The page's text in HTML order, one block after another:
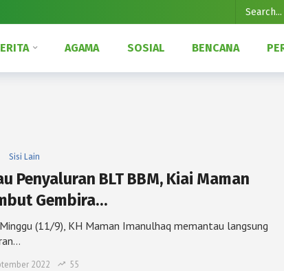
AGAMA SOSIAL BENCANA
Sisi Lain
Penyaluran BLT BBM, Kiai Maman
Gembira…
(11/9), KH Maman Imanulhaq memantau langsung
2022 55